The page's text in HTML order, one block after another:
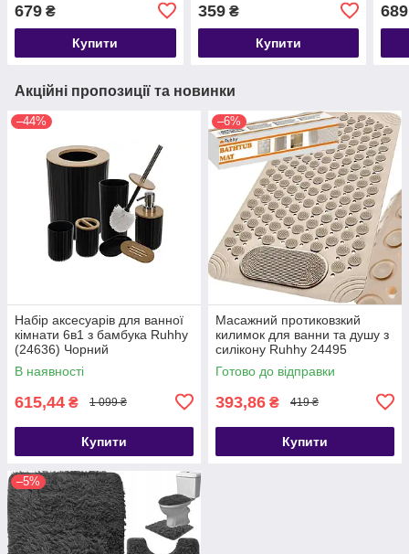
679 ₴
Купити
359₴
Купити
689
Акційні пропозиції та новинки
–44%
Набір аксесуарів для ванної
кімнати 6в1 з бамбука Ruhhy
(24636) Чорний
В наявності
615,44 ₴ 1 099 ₴
Купити
–6%
Масажний протиковзкий
килимок для ванни та душу з
силікону Ruhhy 24495
Готово до відправки
393,86 ₴ 419 ₴
Купити
–5%